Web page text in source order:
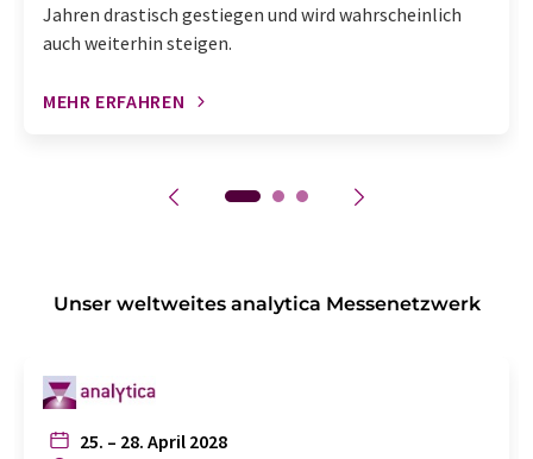
Jahren drastisch gestiegen und wird wahrscheinlich
auch weiterhin steigen.
MEHR ERFAHREN
Unser weltweites analytica Messenetzwerk
25. – 28. April 2028